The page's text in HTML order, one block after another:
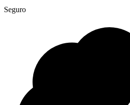
Seguro